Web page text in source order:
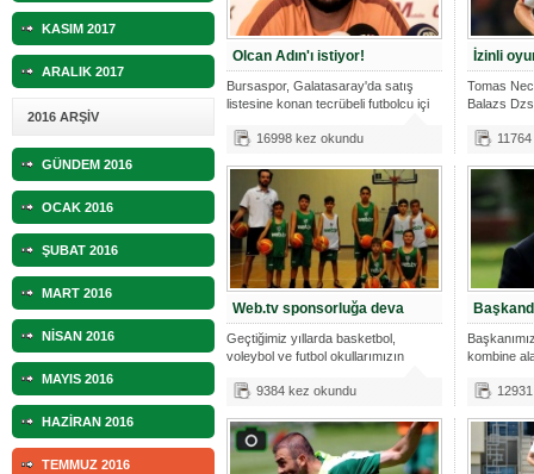
KASIM 2017
ARALIK 2017
2016 ARŞİV
GÜNDEM 2016
OCAK 2016
ŞUBAT 2016
MART 2016
NİSAN 2016
MAYIS 2016
HAZİRAN 2016
TEMMUZ 2016
Olcan Adın'ı istiyor!
Bursaspor, Galatasaray'da satış
listesine konan tecrübeli futbolcu içi
16998 kez okundu
İzinli
Tomas
Balazs
Web.tv sponsorluğa deva
Geçtiğimiz yıllarda basketbol,
voleybol ve futbol okullarımızın
9384 kez okundu
kombine